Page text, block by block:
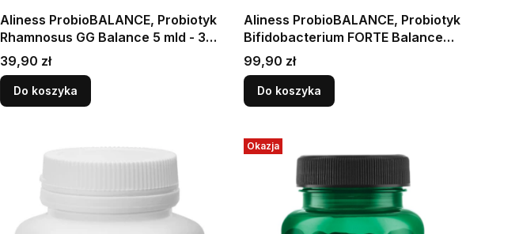
Aliness ProbioBALANCE, Probiotyk
Rhamnosus GG Balance 5 mld - 30
kapsułek Wspiera prawidłowe
funkcjonowanie jelit
Cena
39,90 zł
Do koszyka
Aliness ProbioBALANCE, Probiotyk
Bifidobacterium FORTE Balance
NO FOSS, 20 mld - 60 kapsułek
Vege Wspiera prawidłowe
funkcjonowanie jelit
Cena
99,90 zł
Do koszyka
Okazja